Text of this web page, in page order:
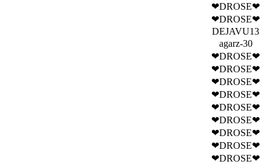
❤DROSE❤
❤DROSE❤
DEJAVU13
agarz-30
❤DROSE❤
❤DROSE❤
❤DROSE❤
❤DROSE❤
❤DROSE❤
❤DROSE❤
❤DROSE❤
❤DROSE❤
❤DROSE❤